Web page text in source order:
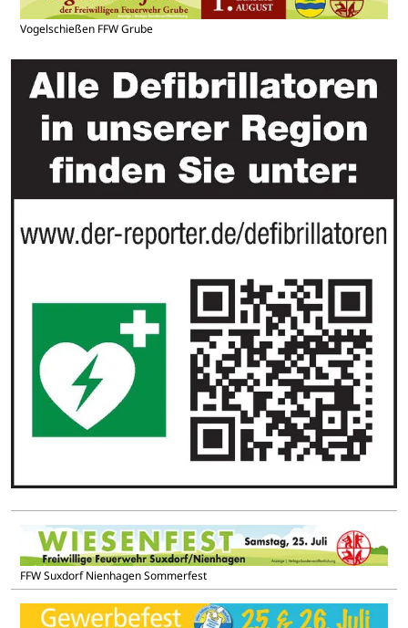
Vogelschießen FFW Grube
FFW Suxdorf Nienhagen Sommerfest